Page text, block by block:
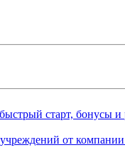
старт, бонусы
учреждений от